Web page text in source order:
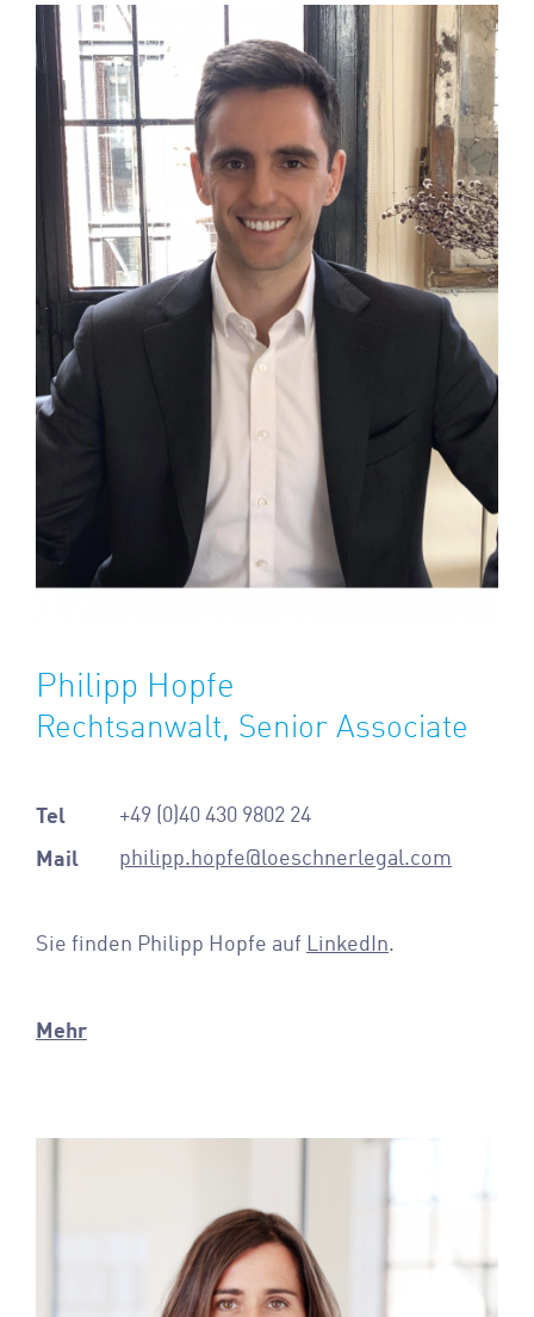
Philipp Hopfe
Rechtsanwalt, Senior Associate
Tel +49 (0)40 430 9802 24
Mail
philipp.hopfe@loeschnerlegal.com
Sie finden Philipp Hopfe auf LinkedIn.
Mehr